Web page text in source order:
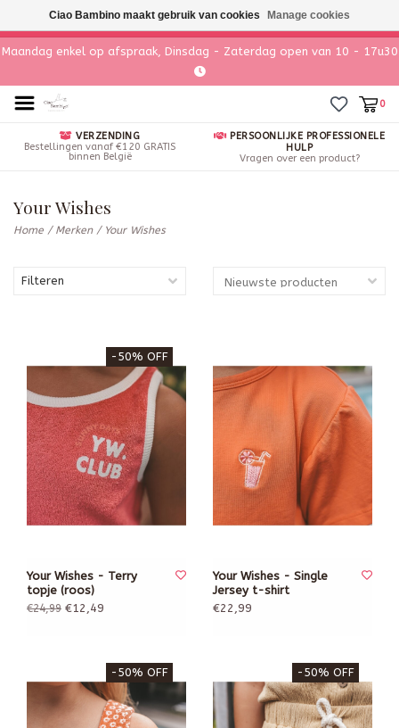
Maandag enkel op afspraak, Dinsdag - Zaterdag open van 10 - 17u30
0
VERZENDING
Bestellingen vanaf €120 GRATIS
binnen België
PERSOONLIJKE PROFESSIONELE
HULP
Vragen over een product?
Your Wishes
Home / Merken/ Your Wishes
Filteren
-50% OFF
Your Wishes - Terry
topje (roos)
€24,99 €12,49
Your Wishes - Single
Jersey t-shirt
€22,99
-50% OFF -50% OFF
Ciao Bambino maakt gebruik van cookies Manage cookies